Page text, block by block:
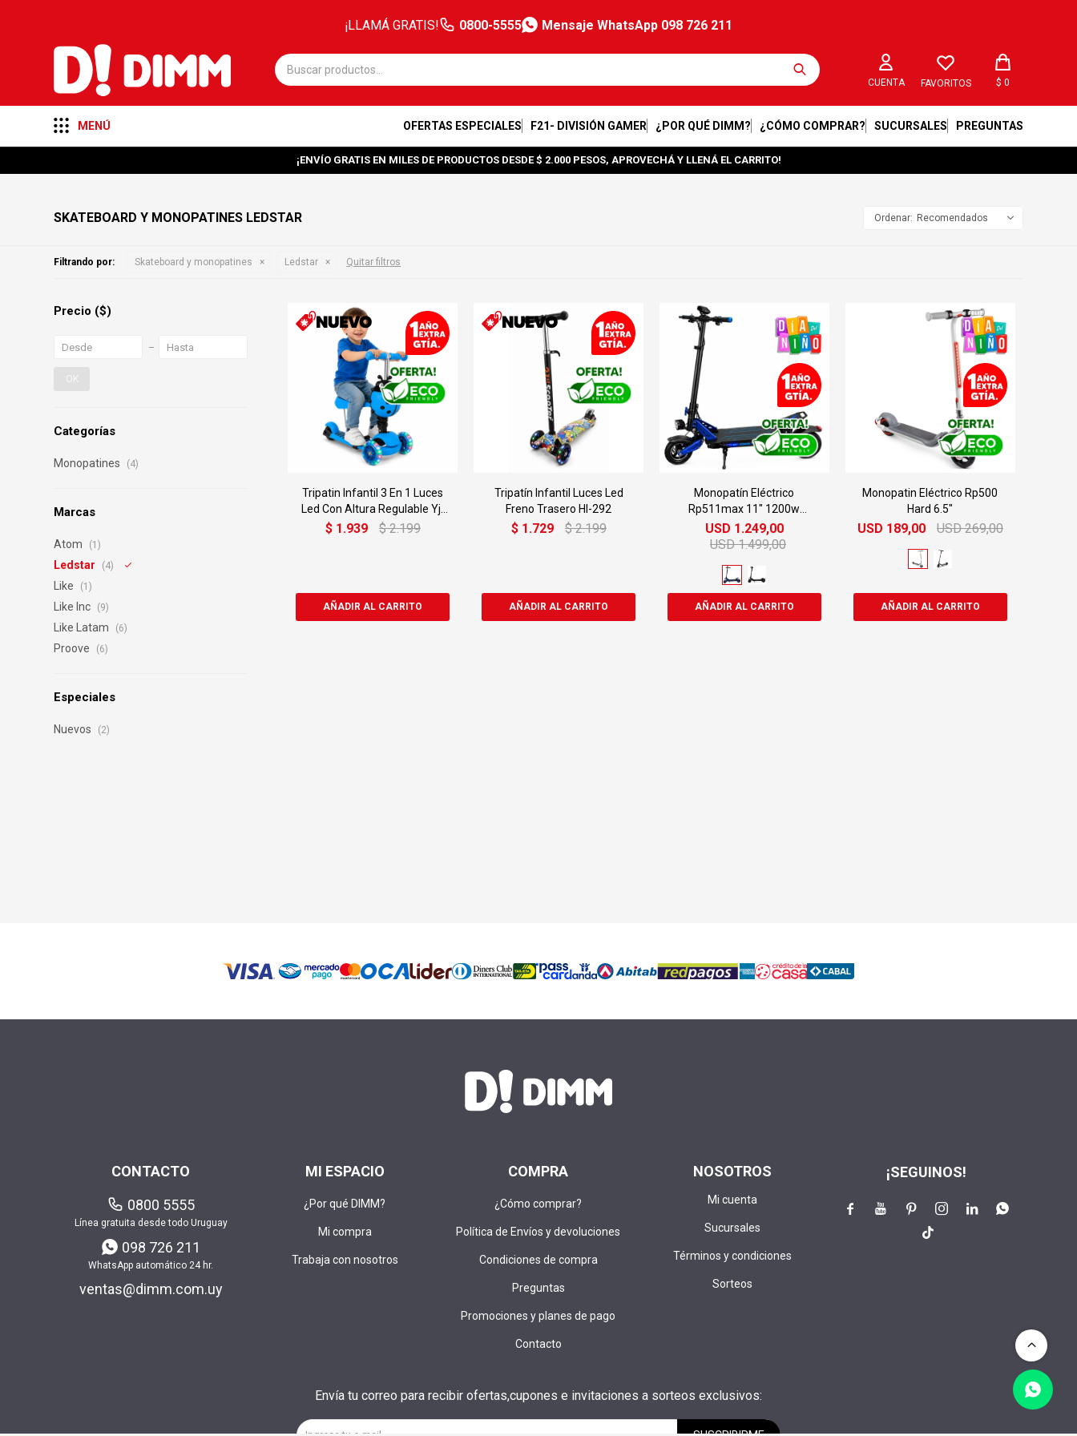
¡LLAMÁ GRATIS! 0800-5555 Mensaje WhatsApp 098 726 211
MENÚ OFERTAS ESPECIALES F21- DIVISIÓN GAMER ¿POR QUÉ DIMM? ¿CÓMO COMPRAR? SUCURSALES PREGUNTAS
FAVORITOS $ 0
¡ENVÍO GRATIS EN MILES DE PRODUCTOS DESDE $ 2.000 PESOS, APROVECHÁ Y LLENÁ EL CARRITO!
SKATEBOARD Y MONOPATINES LEDSTAR Recomendados
Filtrando por: Skateboard y monopatines Ledstar Quitar filtros
Categorías
Monopatines (4)
Marcas
Atom (1)
Ledstar (4)
Like (1)
Like Inc (9)
Like Latam (6)
Proove (6)
Precio ($)
OK
Especiales
Nuevos (2)
Tripatin Infantil 3 En 1 Luces
Led Con Altura Regulable Yj-
310
$ 1.939 $ 2.199
Tripatín Infantil Luces Led
Freno Trasero Hl-292
$ 1.729 $ 2.199
Monopatín Eléctrico
Rp511max 11" 1200w
50km/h 150kg
USD 1.249,00
USD 1.499,00
Monopatin Eléctrico Rp500
Hard 6.5"
USD 189,00 USD 269,00
MI ESPACIO
¿Por qué DIMM?
Mi compra
Trabaja con nosotros
COMPRA
¿Cómo comprar?
Política de Envíos y devoluciones
Condiciones de compra
Preguntas
Promociones y planes de pago
Contacto
NOSOTROS
Mi cuenta
Sucursales
Términos y condiciones
Sorteos
CONTACTO
0800 5555
Línea gratuita desde todo Uruguay
098 726 211
WhatsApp automático 24 hr.
ventas@dimm.com.uy
Envía tu correo para recibir ofertas,cupones e invitaciones a sorteos exclusivos:
¡SEGUINOS!
    

